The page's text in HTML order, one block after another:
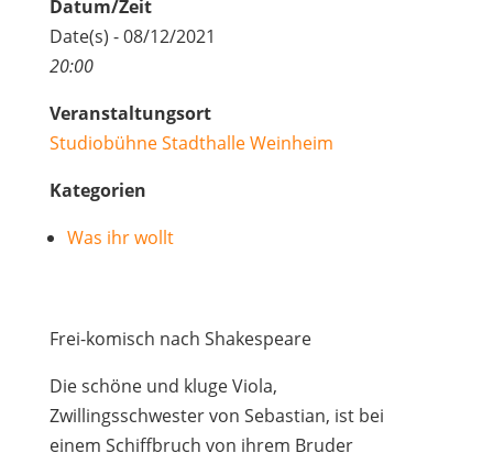
Datum/Zeit
Date(s) - 08/12/2021
20:00
Veranstaltungsort
Studiobühne Stadthalle Weinheim
Kategorien
Was ihr wollt
Frei-komisch nach Shakespeare
Die schöne und kluge Viola,
Zwillingsschwester von Sebastian, ist bei
einem Schiffbruch von ihrem Bruder